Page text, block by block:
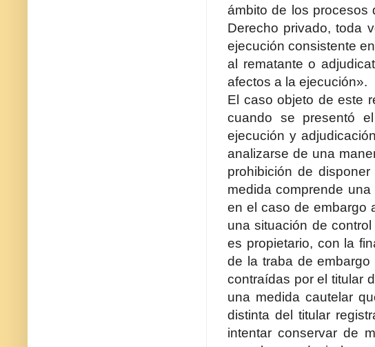
ámbito de los procesos
Derecho privado, toda
ejecución consistente
al rematante o
afectos a la ejecución».
El caso objeto de este
cuando se presentó
ejecución y
analizarse de una
prohibición de
medida comprende
en el caso de embargo
una situación de
es propietario, con la
de la traba de
contraídas por el titular
una medida cautelar
distinta del titular
intentar conservar de